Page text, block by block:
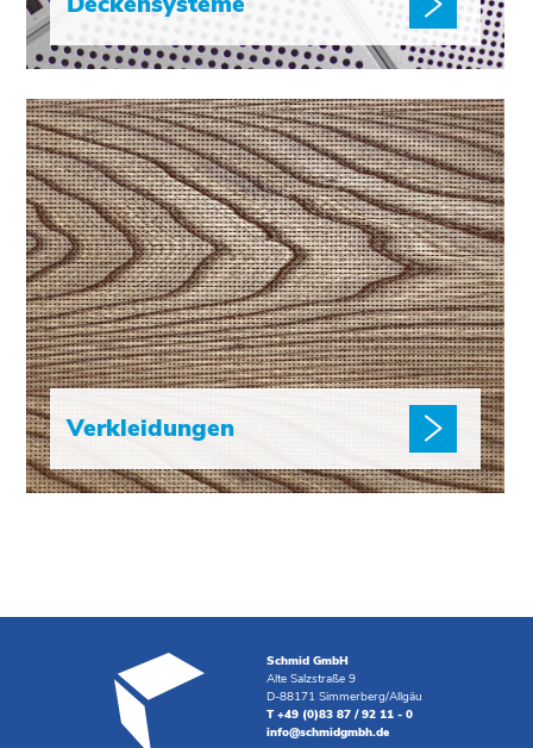
Verkleidungen
Schmid GmbH
Alte Salzstraße 9
D-88171 Simmerberg/Allgäu
T +49 (0)83 87 / 92 11 - 0
info@schmidgmbh.de